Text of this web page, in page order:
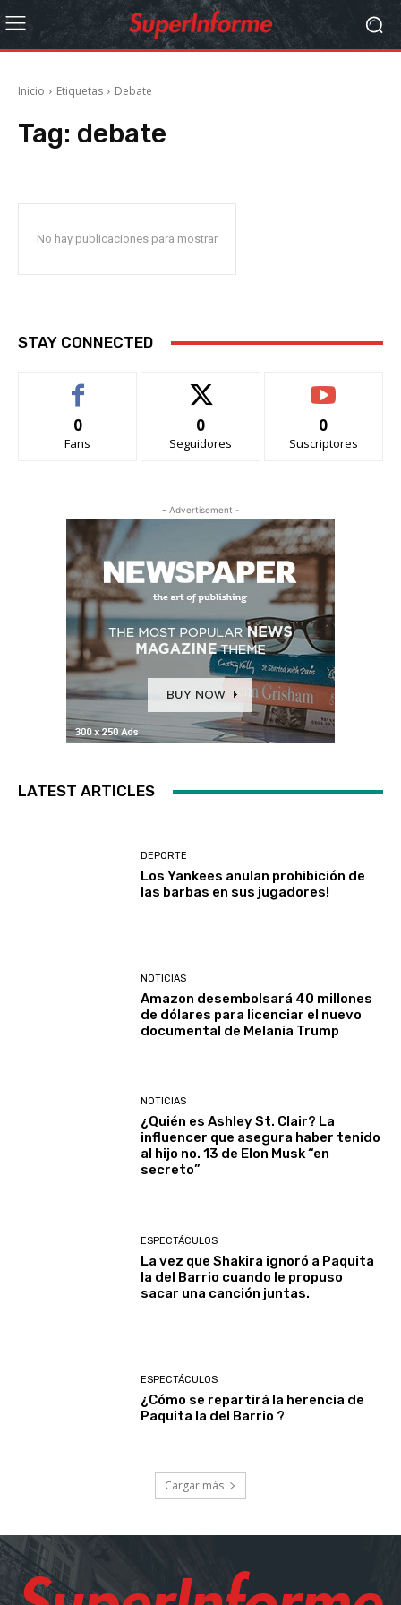
Inicio Etiquetas Debate
Tag: debate
No hay publicaciones para mostrar
STAY CONNECTED
0
Fans
0
Seguidores
0
Suscriptores
- Advertisement -
LATEST ARTICLES
DEPORTE
Los Yankees anulan prohibición de
las barbas en sus jugadores!
NOTICIAS
Amazon desembolsará 40 millones
de dólares para licenciar el nuevo
documental de Melania Trump
NOTICIAS
¿Quién es Ashley St. Clair? La
influencer que asegura haber tenido
al hijo no. 13 de Elon Musk “en
secreto”
ESPECTÁCULOS
La vez que Shakira ignoró a Paquita
la del Barrio cuando le propuso
sacar una canción juntas.
ESPECTÁCULOS
¿Cómo se repartirá la herencia de
Paquita la del Barrio ?
Cargar más